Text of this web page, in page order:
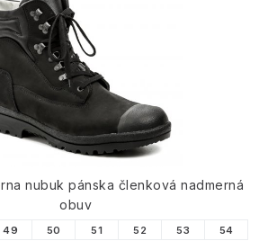
nubuk pánska členková nadmerná
obuv
49 50 51 52 53 54